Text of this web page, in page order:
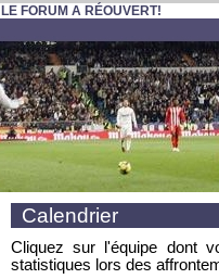
LE FORUM A RÉOUVERT!
Calendrier
Cliquez sur l'équipe dont
statistiques lors des